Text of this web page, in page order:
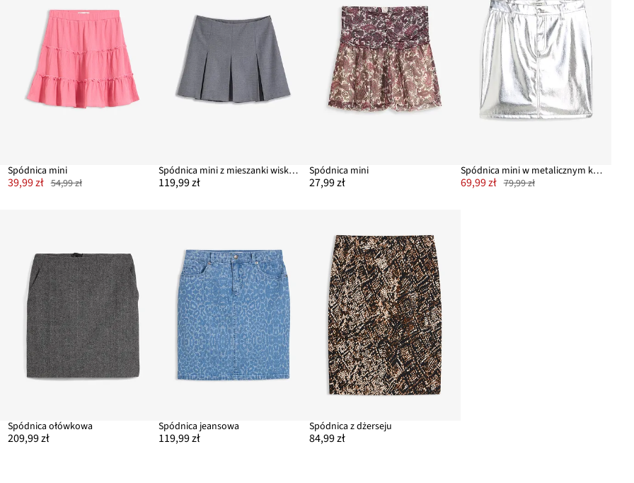
Spódnica mini
39,99 zł 54,99 zł
Spódnica mini z mieszanki wiskozy
119,99 zł
Spódnica mini
27,99 zł
Spódnica mini w metalicznym kolorze
69,99 zł 79,99 zł
Spódnica ołówkowa
209,99 zł
Spódnica jeansowa
119,99 zł
Spódnica z dżerseju
84,99 zł